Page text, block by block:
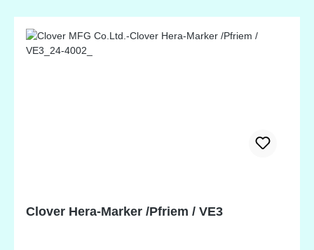
Clover Hera-Marker /Pfriem / VE3